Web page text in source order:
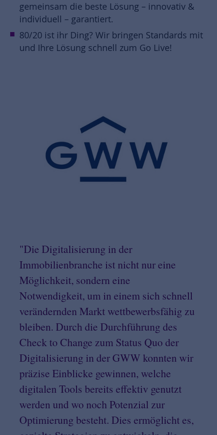
gemeinsam die beste Lösung – innovativ &
individuell – garantiert.
80/20 ist ihr Ding? Wir bringen Standards mit
und Ihre Lösung schnell zum Go Live!
"Die Digitalisierung in der
Immobilienbranche ist nicht nur eine
Möglichkeit, sondern eine
Notwendigkeit, um in einem sich schnell
verändernden Markt wettbewerbsfähig zu
bleiben. Durch die Durchführung des
Check to Change zum Status Quo der
Digitalisierung in der GWW konnten wir
präzise Einblicke gewinnen, welche
digitalen Tools bereits effektiv genutzt
werden und wo noch Potenzial zur
Optimierung besteht. Dies ermöglicht es,